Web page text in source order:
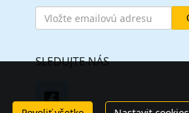
SLEDUJTE NÁS